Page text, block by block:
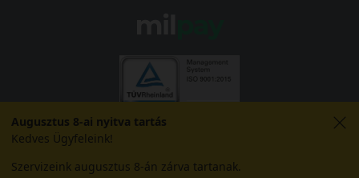
Augusztus 8-ai nyitva tartás
Kedves Ügyfeleink!
Szervizeink augusztus 8-án zárva tartanak.